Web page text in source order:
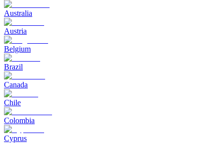
Australia
Austria
Belgium
Brazil
Canada
Chile
Colombia
Cyprus